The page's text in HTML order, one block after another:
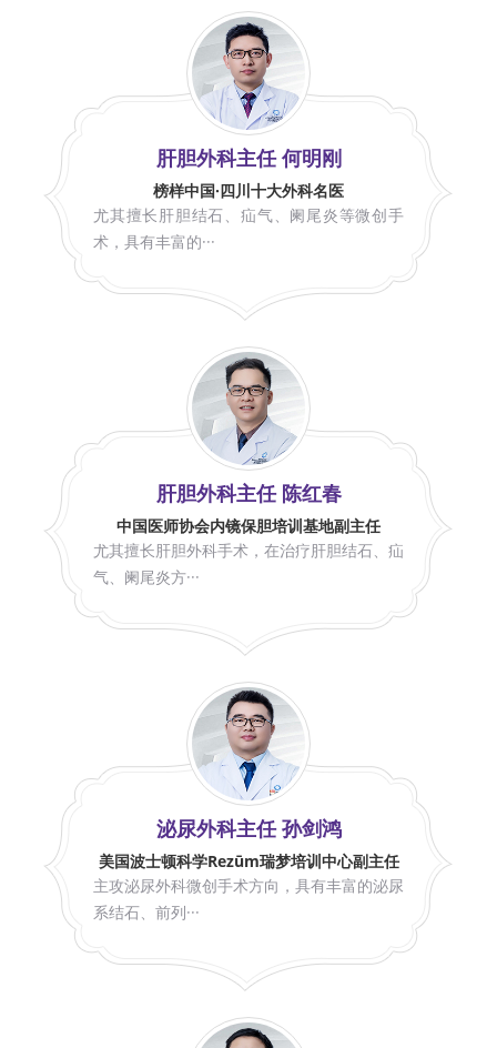
肝胆外科主任 何明刚
榜样中国·四川十大外科名医
尤其擅长肝胆结石、疝气、阑尾炎等微创手
术，具有丰富的···
肝胆外科主任 陈红春
中国医师协会内镜保胆培训基地副主任
尤其擅长肝胆外科手术，在治疗肝胆结石、疝
气、阑尾炎方···
泌尿外科主任 孙剑鸿
美国波士顿科学Rezūm瑞梦培训中心副主任
主攻泌尿外科微创手术方向，具有丰富的泌尿
系结石、前列···